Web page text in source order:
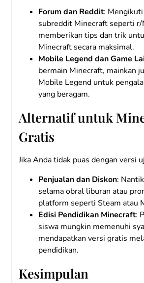
Forum dan Reddit:
subreddit Minecraft seperti
memberikan tips dan trik
Minecraft secara maksimal.
Mobile Legend dan Game
bermain Minecraft, mainkan
Mobile Legend untuk
yang beragam.
Alternatif untuk
Gratis
Jika Anda tidak puas dengan versi
Penjualan dan Diskon:
selama obral liburan atau
platform seperti Steam atau
Edisi Pendidikan Minecraft:
siswa mungkin memenuhi
mendapatkan versi gratis
pendidikan.
Kesimpulan